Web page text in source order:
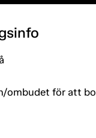
ombudet för att